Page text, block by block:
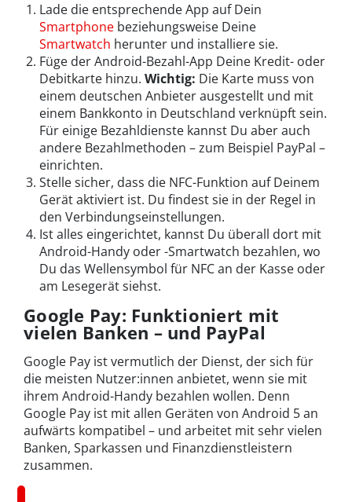
Lade die entsprechende App auf Dein
Smartphone beziehungsweise Deine
Smartwatch herunter und installiere sie.
Füge der Android-Bezahl-App Deine Kredit- oder
Debitkarte hinzu. Wichtig: Die Karte muss von
einem deutschen Anbieter ausgestellt und mit
einem Bankkonto in Deutschland verknüpft sein.
Für einige Bezahldienste kannst Du aber auch
andere Bezahlmethoden – zum Beispiel PayPal –
einrichten.
Stelle sicher, dass die NFC-Funktion auf Deinem
Gerät aktiviert ist. Du findest sie in der Regel in
den Verbindungseinstellungen.
Ist alles eingerichtet, kannst Du überall dort mit
Android-Handy oder -Smartwatch bezahlen, wo
Du das Wellensymbol für NFC an der Kasse oder
am Lesegerät siehst.
Google Pay: Funktioniert mit
vielen Banken – und PayPal
Google Pay ist vermutlich der Dienst, der sich für
die meisten Nutzer:innen anbietet, wenn sie mit
ihrem Android-Handy bezahlen wollen. Denn
Google Pay ist mit allen Geräten von Android 5 an
aufwärts kompatibel – und arbeitet mit sehr vielen
Banken, Sparkassen und Finanzdienstleistern
zusammen.